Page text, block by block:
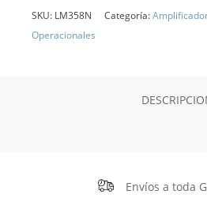
SKU: LM358N Categoría:
Operacionales
Envíos a toda